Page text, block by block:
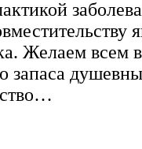
Желаем всем
запаса